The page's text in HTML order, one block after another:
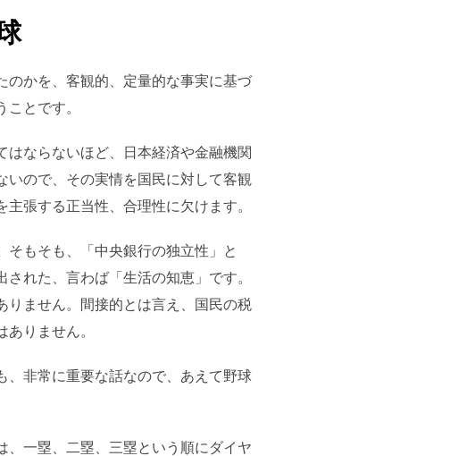
のかを、客観的、定量的な事実に基づ
とです。
ならないほど、日本経済や金融機関
いので、その実情を国民に対して客観
張する正当性、合理性に欠けます。
もそも、「中央銀行の独立性」と
れた、言わば「生活の知恵」です。
りません。間接的とは言え、国民の税
りません。
、非常に重要な話なので、あえて野球
、一塁、二塁、三塁という順にダイヤ